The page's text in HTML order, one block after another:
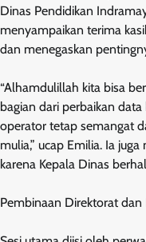
Dinas Pendidikan
menyampaikan terima
dan menegaskan
“Alhamdulillah kita bisa
bagian dari perbaikan
operator tetap semangat
mulia,” ucap Emilia. Ia
karena Kepala Dinas
Pembinaan Direktorat dan